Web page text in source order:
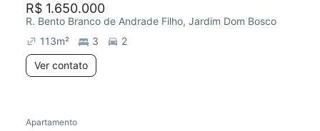
R$ 1.650.000
R. Bento Branco de Andrade Filho, Jardim Dom Bosco
113m² 3
2
Ver contato
Redecorar
Apartamento